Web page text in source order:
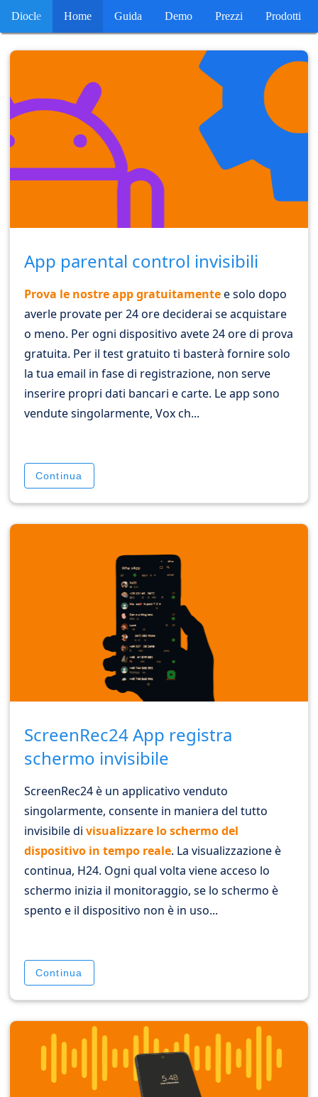
Diocle Home Guida Demo Prezzi Prodotti
App parental control invisibili
Prova le nostre app gratuitamentee solo dopo
averle provate per 24 ore deciderai se acquistare
o meno. Per ogni dispositivo avete 24 ore di prova
gratuita. Per il test gratuito ti basterà fornire solo
la tua email in fase di registrazione, non serve
inserire propri dati bancari e carte. Le app sono
vendute singolarmente, Vox ch...
Continua
ScreenRec24 App registra
schermo invisibile
ScreenRec24 è un applicativo venduto
singolarmente, consente in maniera del tutto
invisibile di visualizzare lo schermo del
dispositivo in tempo reale. La visualizzazione è
continua, H24. Ogni qual volta viene acceso lo
schermo inizia il monitoraggio, se lo schermo è
spento e il dispositivo non è in uso...
Continua